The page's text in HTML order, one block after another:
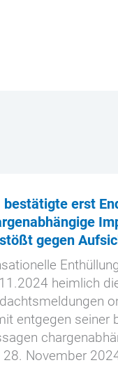
bestätigte erst
gegen
heimlich
entgegen seiner
28. November